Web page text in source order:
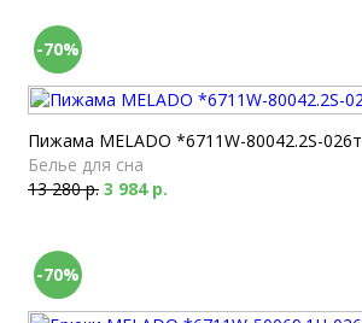
-70%
Пижама MELADO *6711W-80042.2S-026т
Белье для сна
13 280 р. 3 984 р.
-70%